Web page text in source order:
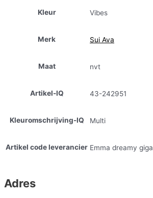
Kleur Vibes
Merk Sui Ava
Maat nvt
Artikel-IQ 43-242951
Kleuromschrijving-IQ Multi
Artikel code leverancier Emma dreamy giga
Adres